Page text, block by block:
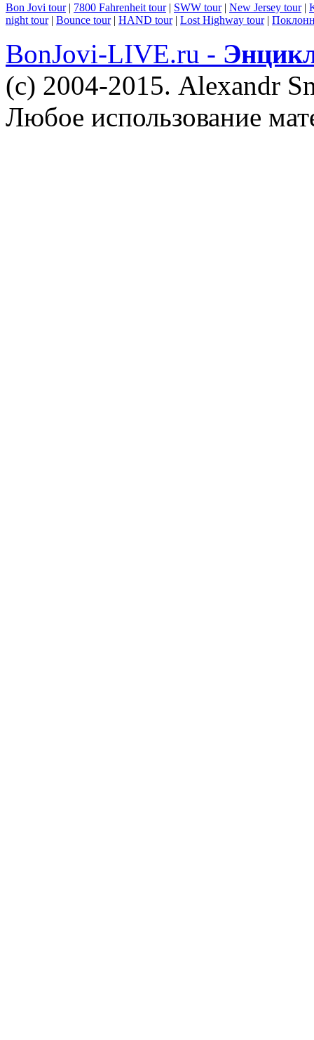
Bon Jovi tour| 7800 Fahrenheit tour| SWW tour| New Jersey tour|
night tour| Bounce tour| HAND tour| Lost Highway tour|
BonJovi-LIVE.ru -
(c) 2004-2015. Alexandr
Любое использование